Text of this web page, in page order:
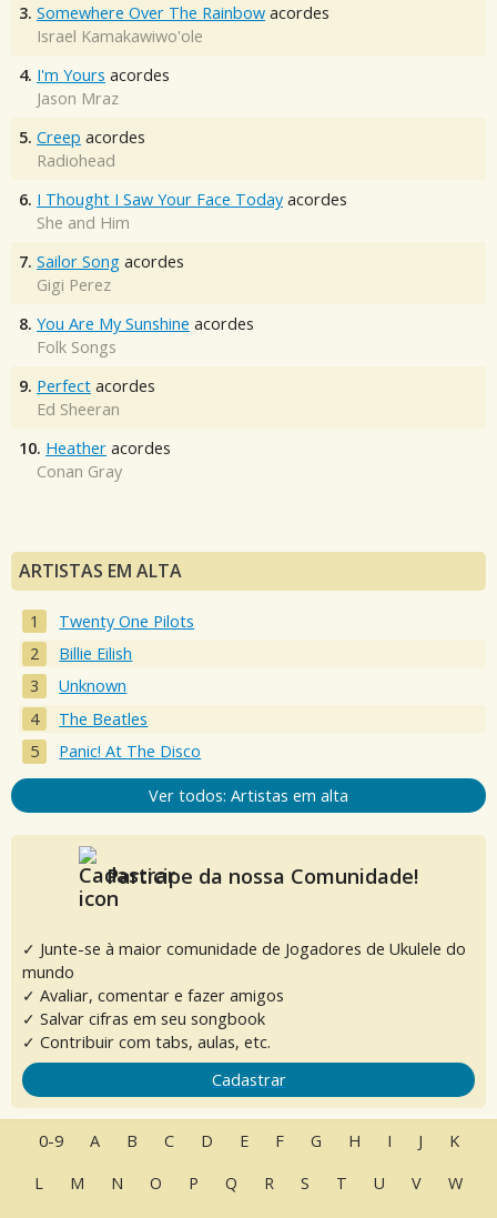
3. Somewhere Over The Rainbow acordes
Israel Kamakawiwo'ole
4. I'm Yours acordes
Jason Mraz
5. Creep acordes
Radiohead
6. I Thought I Saw Your Face Today acordes
She and Him
7. Sailor Song acordes
Gigi Perez
8. You Are My Sunshine acordes
Folk Songs
9. Perfect acordes
Ed Sheeran
10. Heather acordes
Conan Gray
ARTISTAS EM ALTA
Twenty One Pilots
Billie Eilish
Unknown
The Beatles
Panic! At The Disco
Ver todos: Artistas em alta
Participe da nossa Comunidade!
✓ Junte-se à maior comunidade de Jogadores de Ukulele do
mundo
✓ Avaliar, comentar e fazer amigos
✓ Salvar cifras em seu songbook
✓ Contribuir com tabs, aulas, etc.
Cadastrar
0-9 A B C D E F G H I J
K
L
M N O P Q R S T U V
W